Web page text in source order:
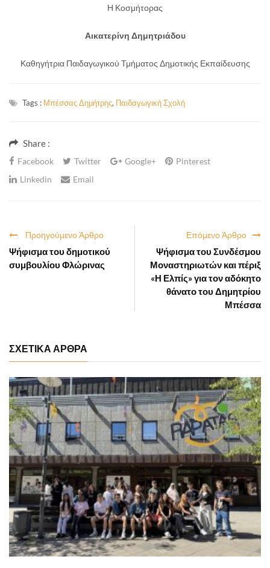
Η Κοσμήτορας
Αικατερίνη Δημητριάδου
Καθηγήτρια Παιδαγωγικού Τμήματος Δημοτικής Εκπαίδευσης
Tags : Μπέσσας Δημήτρης, Παιδαγωγική Σχολή
Share :
Facebook Twitter Google+
Pinterest
Linkedin
Email
Επόμενο Άρθρο
Ψήφισμα του Συνδέσμου
Μοναστηριωτών και πέριξ
«Η Ελπίς» για τον αδόκητο
θάνατο του Δημητρίου
Μπέσσα
Προηγούμενο Άρθρο
Ψήφισμα του δημοτικού
συμβουλίου Φλώρινας
ΣΧΕΤΙΚΑ ΑΡΘΡΑ